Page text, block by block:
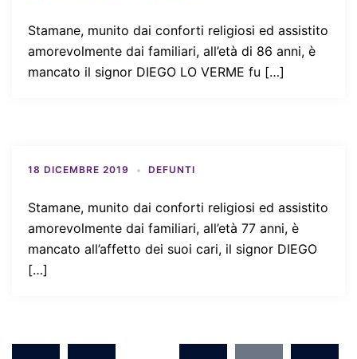
Stamane, munito dai conforti religiosi ed assistito
amorevolmente dai familiari, all’età di 86 anni, è
mancato il signor DIEGO LO VERME fu […]
18 DICEMBRE 2019 DEFUNTI
Stamane, munito dai conforti religiosi ed assistito
amorevolmente dai familiari, all’età 77 anni, è
mancato all’affetto dei suoi cari, il signor DIEGO
[…]